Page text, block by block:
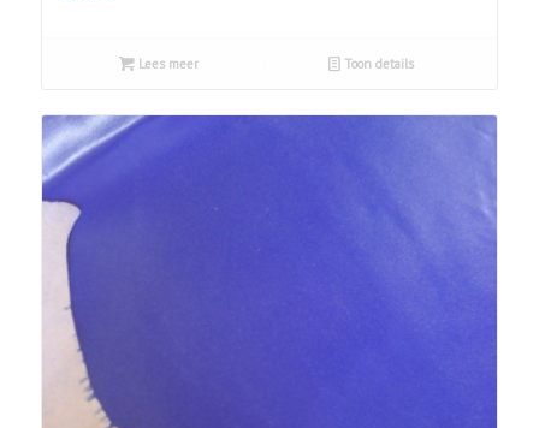
Lees meer Toon details